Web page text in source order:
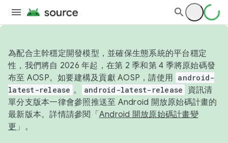
為配合主幹穩定開發模型，並確保生態系統的平台穩定
性，我們將自 2026 年起，在第 2 季和第 4 季將原始碼發
布至 AOSP。如要建構及貢獻 AOSP，請使用 android-
latest-release 。 android-latest-release
資訊清
單分支版本一律會參照推送至 Android 開放原始碼計畫的
最新版本。詳情請參閱「 Android 開放原始碼計畫變
更 」。